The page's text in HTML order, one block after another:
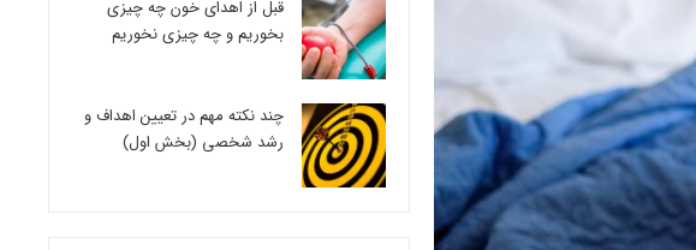
قبل از اهدای خون چه چیزی
بخوریم و چه چیزی نخوریم
چند نکته مهم در تعیین اهداف و
رشد شخصی (بخش اول)